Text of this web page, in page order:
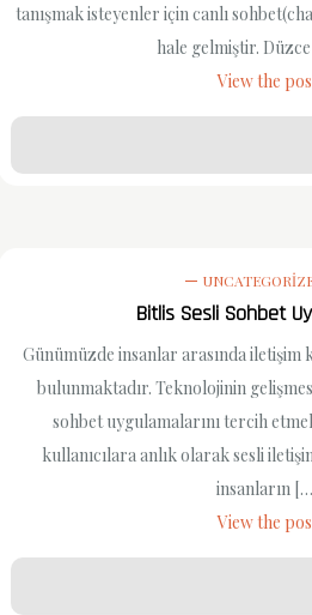
tanışmak isteyenler için canlı
hale gelmiştir.
View the
Bitlis Sesli Sohbet
Günümüzde insanlar arasında
bulunmaktadır. Teknolojinin
sohbet uygulamalarını tercih
kullanıcılara anlık olarak sesli
insanların
View the